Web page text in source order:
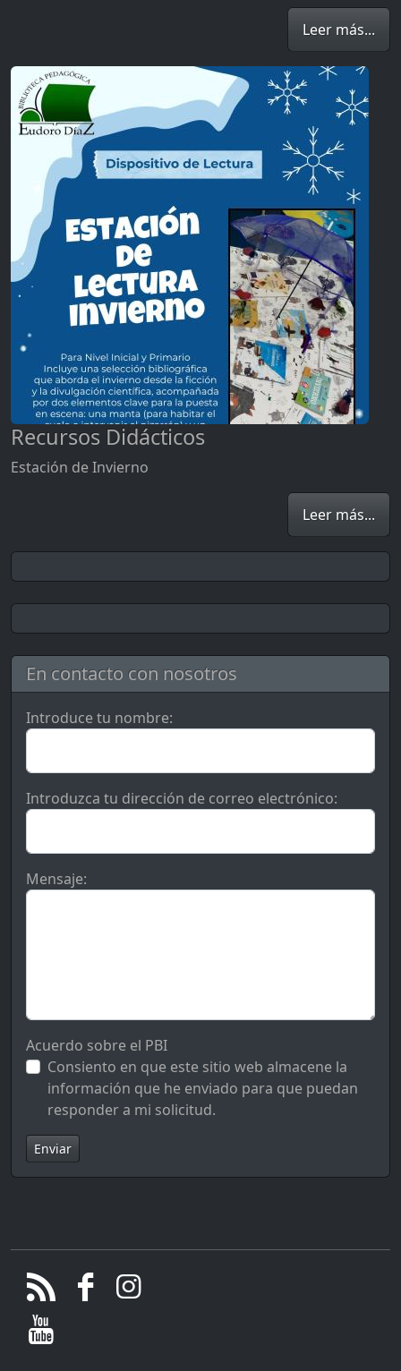
Leer más...
Recursos Didácticos
Estación de Invierno
Leer más...
En contacto con nosotros
Introduce tu nombre:
Introduzca tu dirección de correo electrónico:
Mensaje:
Acuerdo sobre el PBI
Consiento en que este sitio web almacene la
información que he enviado para que puedan
responder a mi solicitud.